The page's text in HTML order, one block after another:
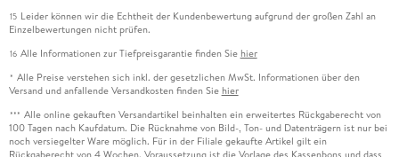
15 Leider können wir die Echtheit der Kundenbewertung aufgrund der großen Zahl an
Einzelbewertungen nicht prüfen.
16 Alle Informationen zur Tiefpreisgarantie finden Sie hier
* Alle Preise verstehen sich inkl. der gesetzlichen MwSt. Informationen über den
Versand und anfallende Versandkosten finden Sie hier
*** Alle online gekauften Versandartikel beinhalten ein erweitertes Rückgaberecht von
100 Tagen nach Kaufdatum. Die Rücknahme von Bild-, Ton- und Datenträgern ist nur bei
noch versiegelter Ware möglich. Für in der Filiale gekaufte Artikel gilt ein
Rückgaberecht von 4 Wochen. Voraussetzung ist die Vorlage des Kassenbons und dass